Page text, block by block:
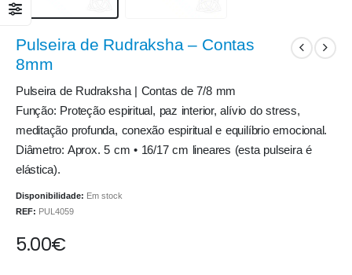
Pulseira de Rudraksha – Contas
8mm
Pulseira de Rudraksha | Contas de 7/8 mm
Função: Proteção espiritual, paz interior, alívio do stress,
meditação profunda, conexão espiritual e equilíbrio emocional.
Diâmetro: Aprox. 5 cm • 16/17 cm lineares (esta pulseira é
elástica).
Disponibilidade: Em stock
REF: PUL4059
5.00€